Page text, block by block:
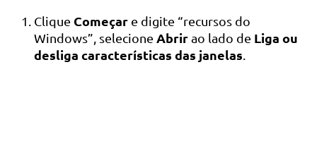
Clique Começar e digite “recursos do
Windows”, selecione Abrirao lado de Liga ou
desliga características das janelas